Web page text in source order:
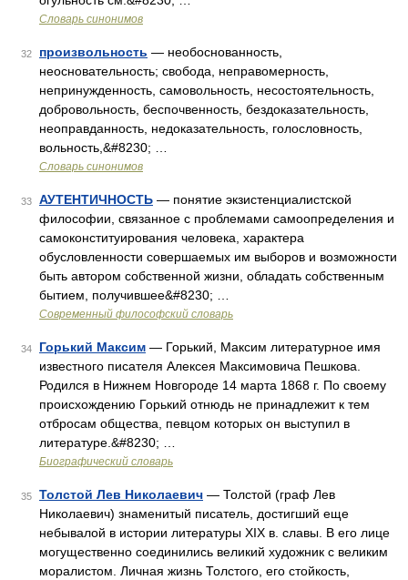
Словарь синонимов
32 произвольность — необоснованность,
неосновательность; свобода, неправомерность,
непринужденность, самовольность, несостоятельность,
добровольность, беспочвенность, бездоказательность,
неоправданность, недоказательность, голословность,
вольность,&#8230; …
Словарь синонимов
33 АУТЕНТИЧНОСТЬ — понятие экзистенциалистской
философии, связанное с проблемами самоопределения и
самоконституирования человека, характера
обусловленности совершаемых им выборов и возможности
быть автором собственной жизни, обладать собственным
бытием, получившее&#8230; …
Современный философский словарь
34 Горький Максим — Горький, Максим литературное имя
известного писателя Алексея Максимовича Пешкова.
Родился в Нижнем Новгороде 14 марта 1868 г. По своему
происхождению Горький отнюдь не принадлежит к тем
отбросам общества, певцом которых он выступил в
литературе.&#8230; …
Биографический словарь
35 Толстой Лев Николаевич — Толстой (граф Лев
Николаевич) знаменитый писатель, достигший еще
небывалой в истории литературы XIX в. славы. В его лице
могущественно соединились великий художник с великим
моралистом. Личная жизнь Толстого, его стойкость,